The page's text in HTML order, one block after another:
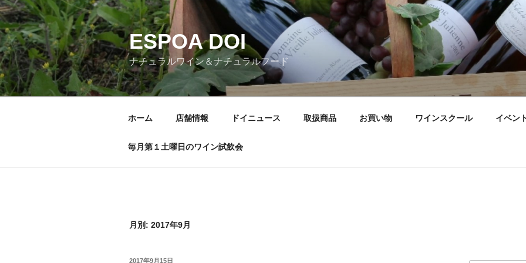
コ
ン
テ
ン
ツ
へ
ス
ESPOA DOI
ナチュラルワイン＆ナチュラルフード
ホーム 店舗情報 ドイニュース 取扱商品 お買い物 ワインスクール イベン
毎月第１土曜日のワイン試飲会
月別: 2017年9月
投
2017年9月15日